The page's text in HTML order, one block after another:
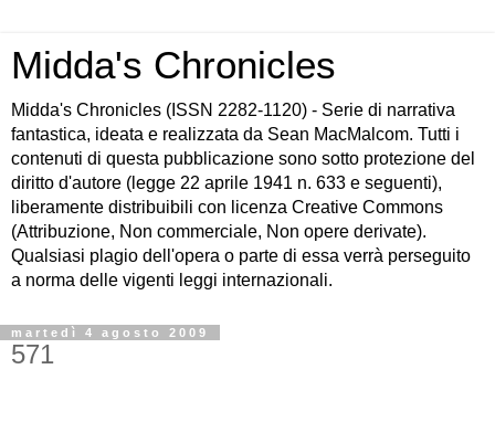
Midda's Chronicles
Midda's Chronicles (ISSN 2282-1120) - Serie di narrativa
fantastica, ideata e realizzata da Sean MacMalcom. Tutti i
contenuti di questa pubblicazione sono sotto protezione del
diritto d'autore (legge 22 aprile 1941 n. 633 e seguenti),
liberamente distribuibili con licenza Creative Commons
(Attribuzione, Non commerciale, Non opere derivate).
Qualsiasi plagio dell'opera o parte di essa verrà perseguito
a norma delle vigenti leggi internazionali.
martedì 4 agosto 2009
571